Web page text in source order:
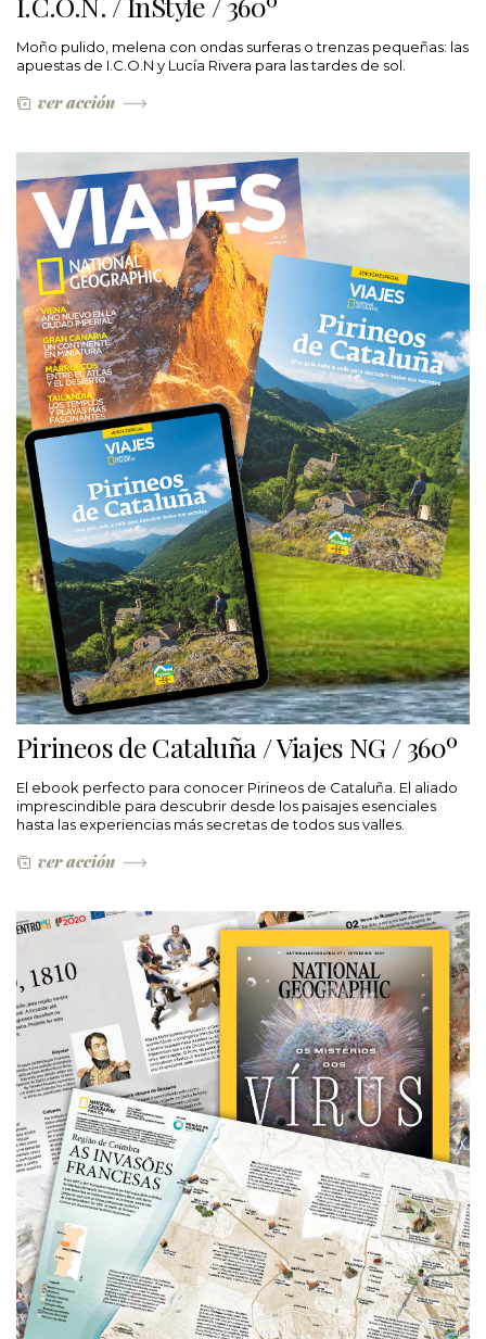
Moño pulido, melena con ondas surferas o trenzas pequeñas: las
apuestas de I.C.O.N y Lucía Rivera para las tardes de sol.
ver acción
Pirineos de Cataluña / Viajes NG / 360º
El ebook perfecto para conocer Pirineos de Cataluña. El aliado
imprescindible para descubrir desde los paisajes esenciales
hasta las experiencias más secretas de todos sus valles.
ver acción